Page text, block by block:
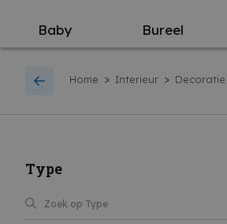
Baby Bureel
Home > Interieur > Decoratie
Type